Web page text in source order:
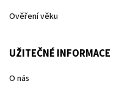
Ověření věku
UŽITEČNÉ INFORMACE
O nás